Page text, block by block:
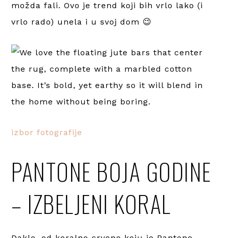
možda fali. Ovo je trend koji bih vrlo lako (i
vrlo rado) unela i u svoj dom 😉
izbor fotografije
PANTONE BOJA GODINE
– IZBELJENI KORAL